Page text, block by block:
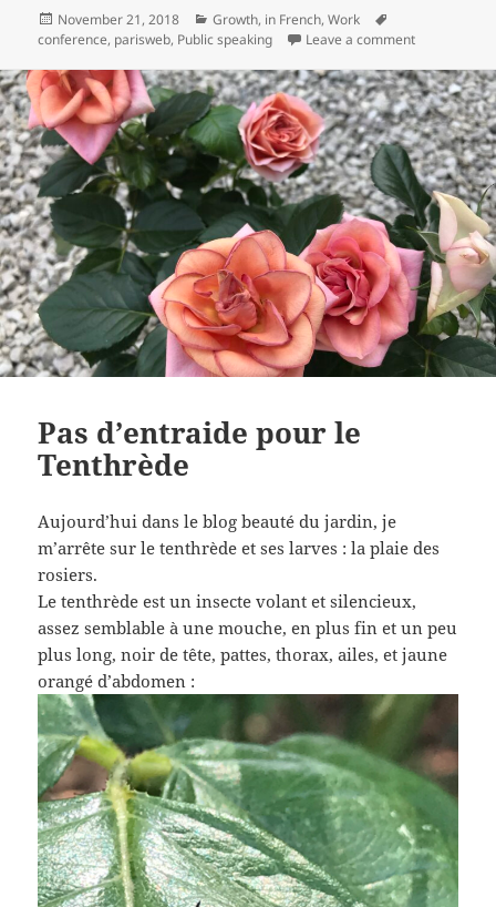
Posted
on
November 21, 2018 Categories
Growth, in French,Work
conference, parisweb, Public speaking Leave a commenton Mes
Pas d’entraide pour le
Tenthrède
Aujourd’hui dans le blog beauté du jardin, je
m’arrête sur le tenthrède et ses larves : la plaie des
rosiers.
Le tenthrède est un insecte volant et silencieux,
assez semblable à une mouche, en plus fin et un peu
plus long, noir de tête, pattes, thorax, ailes, et jaune
orangé d’abdomen :